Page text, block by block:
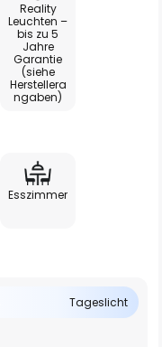
Reality
Leuchten –
bis zu 5
Jahre
Garantie
(siehe
Herstellera
ngaben)
Esszimmer
Tageslicht